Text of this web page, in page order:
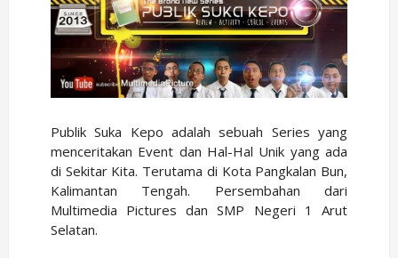
Publik Suka Kepo adalah sebuah Series yang
menceritakan Event dan Hal-Hal Unik yang ada
di Sekitar Kita. Terutama di Kota Pangkalan Bun,
Kalimantan Tengah. Persembahan dari
Multimedia Pictures dan SMP Negeri 1 Arut
Selatan.